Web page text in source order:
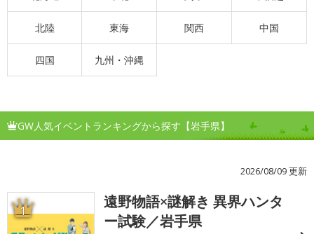
北陸 東海 関西 中国
四国 九州・沖縄
GW人気イベントランキングから探す【岩手県】
2026/08/09 更新
1
遠野物語×謎解き 異界ハンタ
ー試験／岩手県